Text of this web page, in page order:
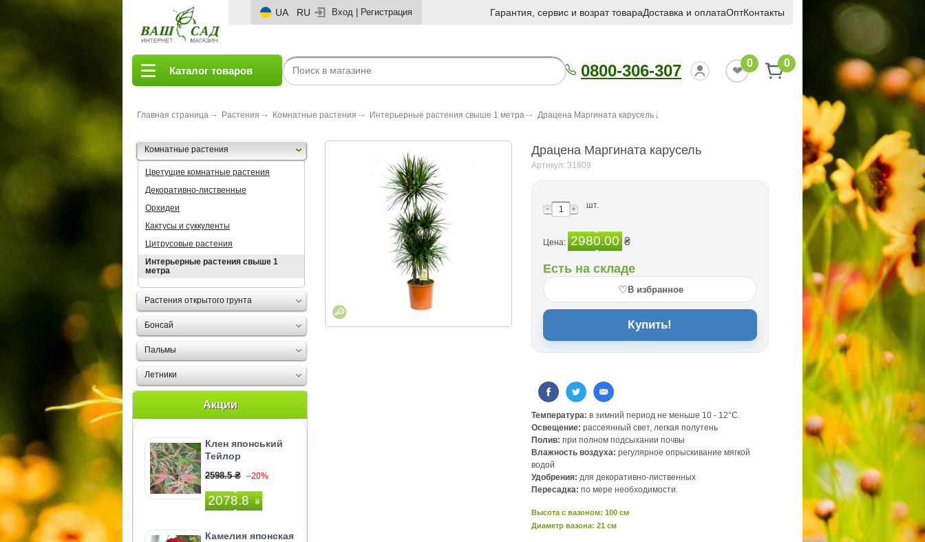
UA RU Вход Регистрация Гарантия, сервис и возрат товараДоставка и оплатаОптКонтакты
Каталог товаров 0800-306-307 0 0
Главная страница Растения Комнатные растения Интерьерные растения свыше 1 метра Драцена Маргината карусель
Комнатные растения
Цветущие комнатные растения
Декоративно-лиственные
Орхидеи
Кактусы и суккуленты
Цитрусовые растения
Интерьерные растения свыше 1
метра
Растения открытого грунта
Бонсай
Пальмы
Летники
Акции
Клен японський
Тейлор
2598.5 ₴ –20%
2078.8 ₴
Камелия японская
Драцена Маргината карусель
Артикул: 31809
шт.
Цена: 2980.00 ₴
Есть на складе
♡В избранное
Купить!
Температура: в зимний период не меньше 10 - 12°C.
Освещение: рассеянный свет, легкая полутень
Полив: при полном подсыхании почвы
Влажность воздуха: регулярное опрыскивание мягкой
водой
Удобрения: для декоративно-лиственных
Пересадка: по мере необходимости.
Высота c вазоном: 100 см
Диаметр вазона: 21 см